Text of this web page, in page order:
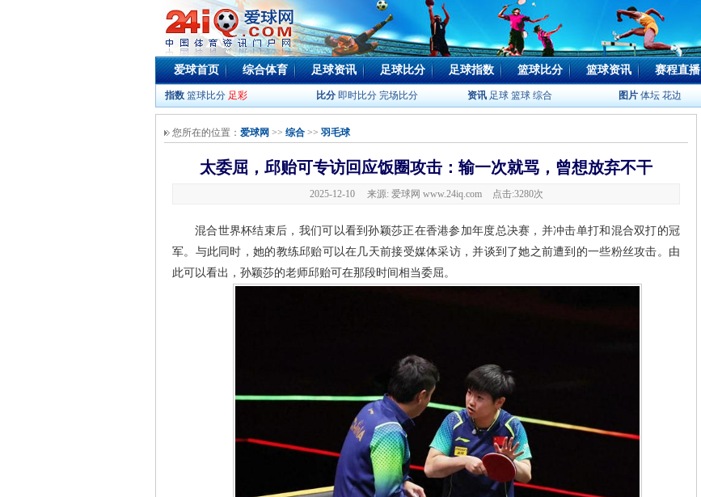
爱球首页 综合体育 足球资讯 足球比分 足球指数 篮球比分 篮球资讯 赛程直播
指数 篮球比分 足彩 比分 即时比分 完场比分 资讯 足球 篮球 综合 图片 体坛 花边
您所在的位置： 爱球网 >> 综合 >> 羽毛球
太委屈，邱贻可专访回应饭圈攻击：输一次就骂，曾想放弃不干
2025-12-10 来源: 爱球网 www.24iq.com 点击:3280次
混合世界杯结束后，我们可以看到孙颖莎正在香港参加年度总决赛，并冲击单打和混合双打的冠
军。与此同时，她的教练邱贻可以在几天前接受媒体采访，并谈到了她之前遭到的一些粉丝攻击。由
此可以看出，孙颖莎的老师邱贻可在那段时间相当委屈。